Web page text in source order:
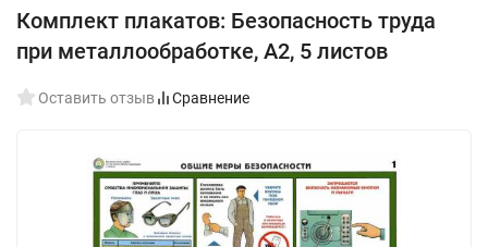
Комплект плакатов: Безопасность труда
при металлообработке, А2, 5 листов
Оставить отзыв Сравнение